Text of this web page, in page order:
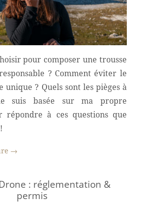
pour composer une trousse
? Comment éviter le
unique ? Quels sont les pièges à
suis basée sur ma propre
répondre à ces questions que
→
: réglementation &
permis